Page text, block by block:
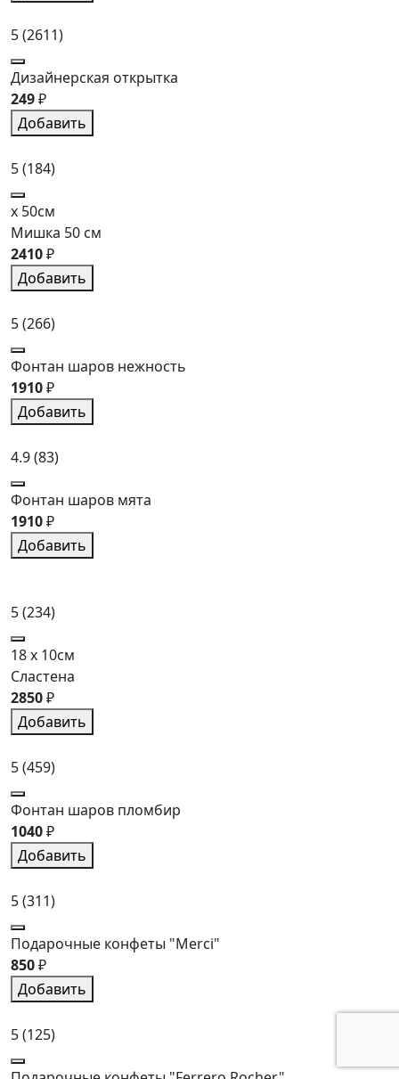
5(2611)
Дизайнерская открытка
249₽
Добавить
5(184)
x 50см
Мишка 50 см
2410₽
Добавить
5(266)
Фонтан шаров нежность
1910₽
Добавить
4.9(83)
Фонтан шаров мята
1910₽
Добавить
5(234)
18 x 10см
Сластена
2850₽
Добавить
5(459)
Фонтан шаров пломбир
1040₽
Добавить
5(311)
Подарочные конфеты "Merci"
850₽
Добавить
5(125)